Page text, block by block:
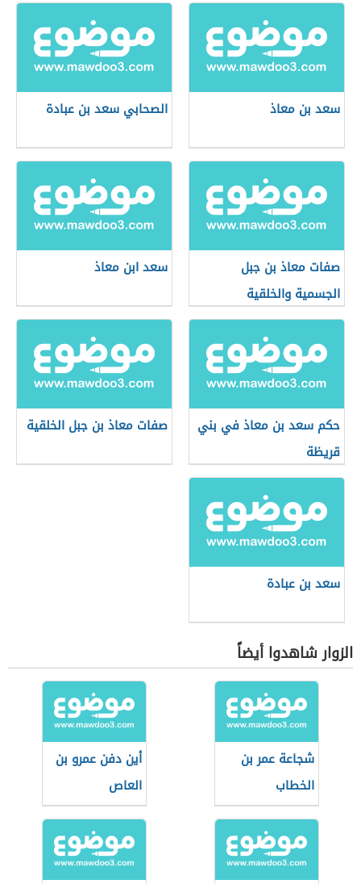
سعد بن معاذ الصحابي سعد بن عبادة
صفات معاذ بن جبل
الجسمية والخلقية
سعد ابن معاذ
حكم سعد بن معاذ في بني
قريظة
صفات معاذ بن جبل الخلقية
سعد بن عبادة
الزوار شاهدوا أيضاً
شجاعة عمر بن
الخطاب
أين دفن عمرو بن
العاص